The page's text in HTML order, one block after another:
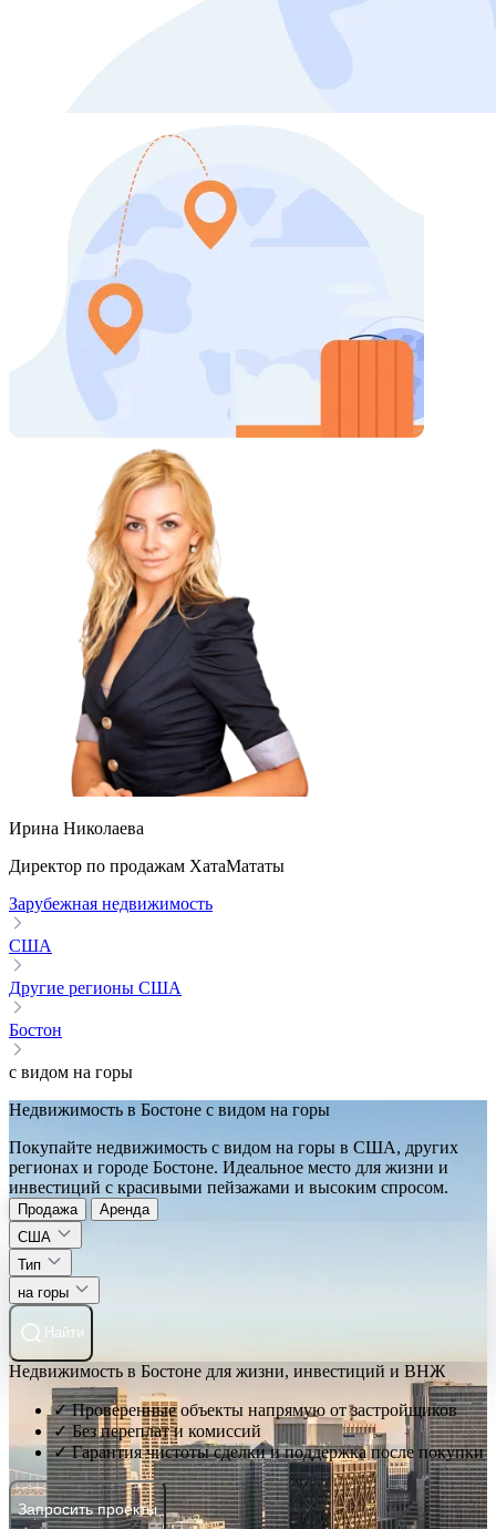
Ирина Николаева
Директор по продажам ХатаМататы
Зарубежная недвижимость
США
Другие регионы США
Бостон
с видом на горы
Недвижимость в Бостоне с видом на горы
Покупайте недвижимость с видом на горы в США, других
регионах и городе Бостоне. Идеальное место для жизни и
инвестиций с красивыми пейзажами и высоким спросом.
Продажа
Аренда
США
Тип
на горы
Найти
Недвижимость в Бостоне для жизни, инвестиций и ВНЖ
✓ Проверенные объекты напрямую от застройщиков
✓ Без переплат и комиссий
✓ Гарантия чистоты сделки и поддержка после покупки
Запросить проекты